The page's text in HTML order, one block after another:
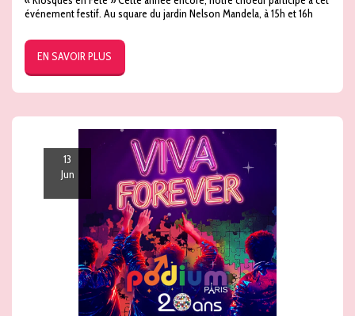
événement festif. Au square du jardin Nelson Mandela, à 15h et 16h
EN SAVOIR PLUS
13
Jun